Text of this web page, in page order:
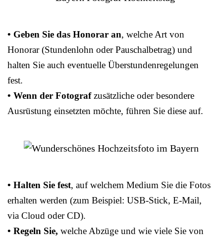
• Geben Sie das Honorar an, welche Art von
Honorar (Stundenlohn oder Pauschalbetrag) und
halten Sie auch eventuelle Überstundenregelungen
fest.
• Wenn der Fotografzusätzliche oder besondere
Ausrüstung einsetzten möchte, führen Sie diese auf.
• Halten Sie fest, auf welchem Medium Sie die Fotos
erhalten werden (zum Beispiel: USB-Stick, E-Mail,
via Cloud oder CD).
• Regeln Sie, welche Abzüge und wie viele Sie von